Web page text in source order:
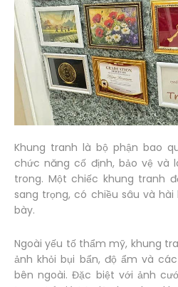
Khung tranh là bộ phận bao
chức năng cố định, bảo vệ và
trong. Một chiếc khung tranh
sang trọng, có chiều sâu và
bày.
Ngoài yếu tố thẩm mỹ, khung
ảnh khỏi bụi bẩn, độ ẩm và
bên ngoài. Đặc biệt với ảnh